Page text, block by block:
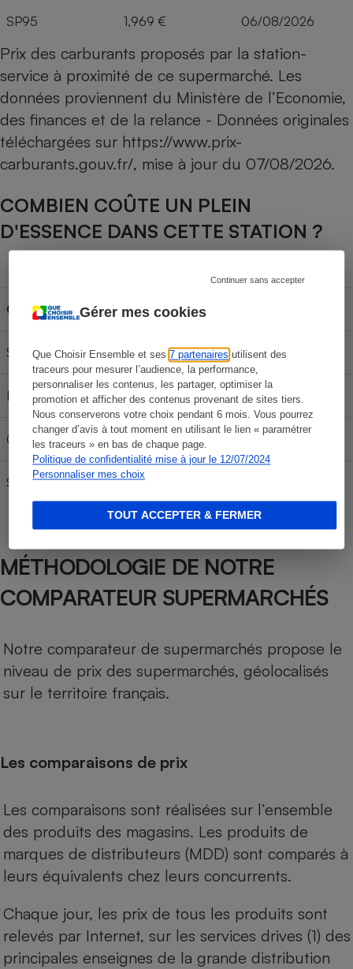
Gérer mes cookies
Que Choisir Ensemble et ses7 partenaires utilisent des
traceurs pour mesurer l’audience, la performance,
personnaliser les contenus, les partager, optimiser la
promotion et afficher des contenus provenant de sites tiers.
Nous conserverons votre choix pendant 6 mois. Vous pourrez
changer d’avis à tout moment en utilisant le lien « paramétrer
les traceurs » en bas de chaque page.
Politique de confidentialité mise à jour le 12/07/2024
Personnaliser mes choix
Continuer sans accepter
TOUT ACCEPTER & FERMER
SP95 1,969 € 06/08/2026
Prix des carburants proposés par la station-
service à proximité de ce supermarché. Les
données proviennent du Ministère de l’Economie,
des finances et de la relance - Données originales
téléchargées sur https://www.prix-
carburants.gouv.fr/, mise à jour du 07/08/2026.
COMBIEN COÛTE UN PLEIN
D'ESSENCE DANS CETTE STATION ?
Carburant 30L 50L
SP 95-E10 57,27 € 95,45 € 133,63 €
E85 23,79 € 39,65 € 55,51 €
Gazole 62,67 € 104,45 €
SP95 59,07 €
MÉTHODOLOGIE DE NOTRE
COMPARATEUR SUPERMARCHÉS
Notre comparateur de supermarchés propose le
niveau de prix des supermarchés, géolocalisés
sur le territoire français.
Les comparaisons de prix
Les comparaisons sont réalisées sur l’ensemble
des produits des magasins. Les produits de
marques de distributeurs (MDD) sont comparés à
leurs équivalents chez leurs concurrents.
Chaque jour, les prix de tous les produits sont
relevés par Internet, sur les services drives (1) des
principales enseignes de la grande distribution